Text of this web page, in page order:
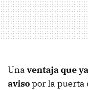
Una ventaja que
avisopor la puerta